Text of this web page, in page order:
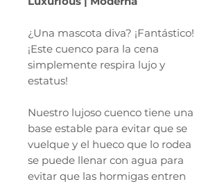
¿Una mascota diva? ¡Fantástico!
¡Este cuenco para la cena
simplemente respira lujo y
estatus!
Nuestro lujoso cuenco tiene una
base estable para evitar que se
vuelque y el hueco que lo rodea
se puede llenar con agua para
evitar que las hormigas entren